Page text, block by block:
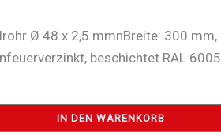
Ø 48 x 2,5 mmnBreite: 300 mm,
beschichtet RAL 6005
IN DEN WARENKORB